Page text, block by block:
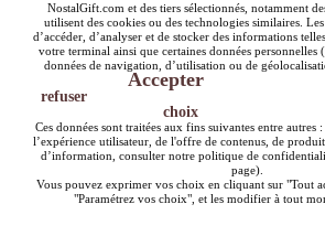
NostalGift.com et des tiers sélectionnés, notamment
utilisent des cookies ou des technologies similaires.
d’accéder, d’analyser et de stocker des informations
votre terminal ainsi que certaines données personnelles
données de navigation, d’utilisation ou de
Accepter
refuser
choix
Ces données sont traitées aux fins suivantes entre autres
l’expérience utilisateur, de l'offre de contenus, de
d’information, consulter notre politique de
page).
Vous pouvez exprimer vos choix en cliquant sur "Tout
"Paramétrez vos choix", et les modifier à tout